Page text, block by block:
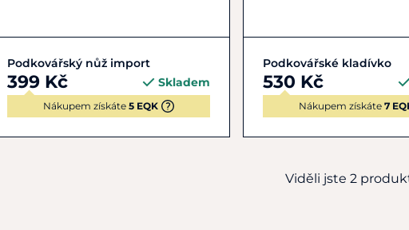
Zobrazit detail
Podkovářský nůž import
399 Kč Skladem
Nákupem získáte 5 EQK
Do košíku
Podkovářské kladívko
530 Kč
Nákupem získáte 7
Viděli jste 2